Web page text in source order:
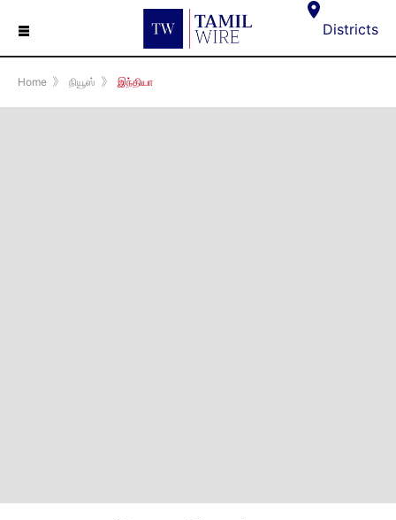
☰ Districts
Home 》 நியூஸ் 》 இந்தியா